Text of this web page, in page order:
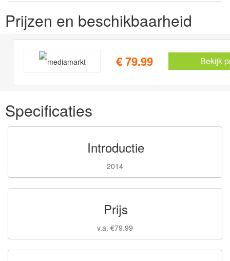
Prijzen en beschikbaarheid
€ 79.99 Bekijk
Specificaties
Introductie
2014
Prijs
v.a. €79.99